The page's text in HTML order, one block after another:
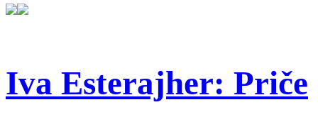
Iva Esterajher: Priče